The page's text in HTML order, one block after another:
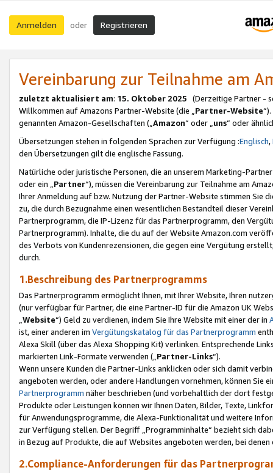
Anmelden oder Registrieren
Vereinbarung zur Teilnahme am
zuletzt aktualisiert am: 15. Oktober 2025 (Derzeitige Partner -
Willkommen auf Amazons Partner-Website (die „Partner-Website
genannten Amazon-Gesellschaften („Amazon“ oder „uns“ oder
Übersetzungen stehen in folgenden Sprachen zur Verfügung :Englisch,
den Übersetzungen gilt die englische Fassung.
Natürliche oder juristische Personen, die an unserem Marketing-
oder ein „Partner“), müssen die Vereinbarung zur Teilnahme am
Ihrer Anmeldung auf bzw. Nutzung der Partner-Website stimmen Sie
zu, die durch Bezugnahme einen wesentlichen Bestandteil dieser
Partnerprogramm, die IP-Lizenz für das Partnerprogramm, den
Partnerprogramm). Inhalte, die du auf der Website Amazon.com
des Verbots von Kundenrezensionen, die gegen eine Vergütung
durch.
1.Beschreibung des Partnerprogramms
Das Partnerprogramm ermöglicht Ihnen, mit Ihrer Website, Ihren
(nur verfügbar für Partner, die eine Partner-ID für die Amazon UK
Website“) Geld zu verdienen, indem Sie Ihre Website mit einer der in
ist, einer anderen im Vergütungskatalog für das Partnerprogramm
Alexa Skill (über das Alexa Shopping Kit) verlinken. Entsprechende
markierten Link-Formate verwenden („ Partner-Links“).
Wenn unsere Kunden die Partner-Links anklicken oder sich damit
angeboten werden, oder andere Handlungen vornehmen, können Sie
Partnerprogramm näher beschrieben (und vorbehaltlich der dort
Produkte oder Leistungen können wir Ihnen Daten, Bilder, Texte,
für Anwendungsprogramme, die Alexa-Funktionalität und weitere
zur Verfügung stellen. Der Begriff „Programminhalte“ bezieht sich
in Bezug auf Produkte, die auf Websites angeboten werden, bei
2.Compliance-Anforderungen für das